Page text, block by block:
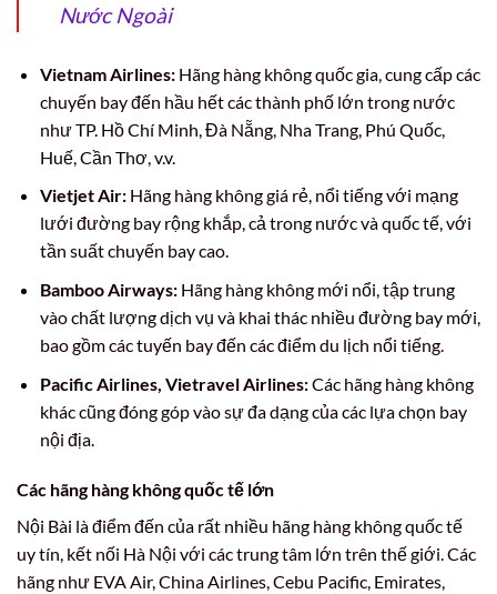
Nước Ngoài
Vietnam Airlines:Hãng hàng không quốc gia, cung cấp các
chuyến bay đến hầu hết các thành phố lớn trong nước
như TP. Hồ Chí Minh, Đà Nẵng, Nha Trang, Phú Quốc,
Huế, Cần Thơ, v.v.
Vietjet Air:Hãng hàng không giá rẻ, nổi tiếng với mạng
lưới đường bay rộng khắp, cả trong nước và quốc tế, với
tần suất chuyến bay cao.
Bamboo Airways:Hãng hàng không mới nổi, tập trung
vào chất lượng dịch vụ và khai thác nhiều đường bay mới,
bao gồm các tuyến bay đến các điểm du lịch nổi tiếng.
Pacific Airlines, Vietravel Airlines:Các hãng hàng không
khác cũng đóng góp vào sự đa dạng của các lựa chọn bay
nội địa.
Các hãng hàng không quốc tế lớn
Nội Bài là điểm đến của rất nhiều hãng hàng không quốc tế
uy tín, kết nối Hà Nội với các trung tâm lớn trên thế giới. Các
hãng như EVA Air, China Airlines, Cebu Pacific, Emirates,